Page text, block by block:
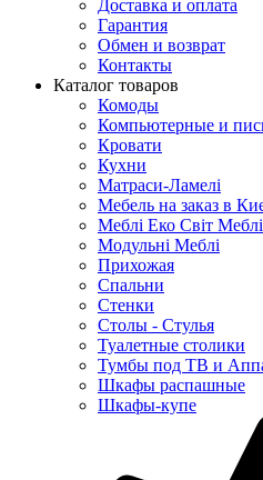
Доставка и оплата
Гарантия
Обмен и возврат
Контакты
Каталог товаров
Комоды
Компьютерные и
Кровати
Кухни
Матраси-Ламелі
Мебель на заказ в
Меблі Еко Світ
Модульні Меблі
Прихожая
Спальни
Стенки
Столы - Стулья
Туалетные столики
Тумбы под ТВ и
Шкафы распашные
Шкафы-купе